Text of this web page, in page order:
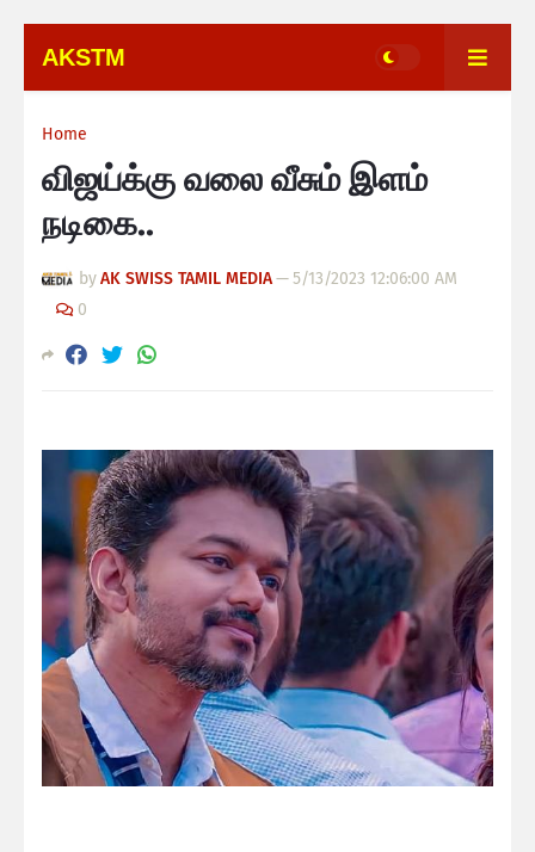
AKSTM
Home
விஜய்க்கு வலை வீசும் இளம்
நடிகை..
byAK SWISS TAMIL MEDIA—5/13/2023 12:06:00 AM
0